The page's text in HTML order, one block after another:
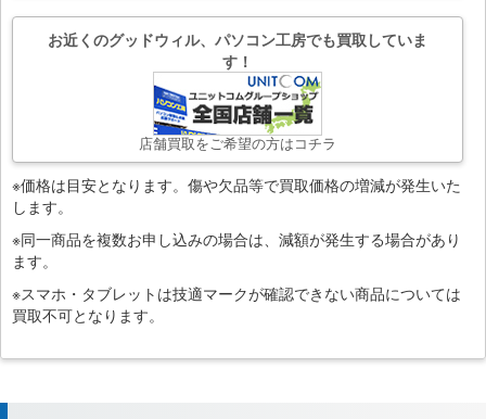
お近くのグッドウィル、パソコン工房でも買取していま
す！
店舗買取をご希望の方はコチラ
※価格は目安となります。傷や欠品等で買取価格の増減が発生いた
します。
※同一商品を複数お申し込みの場合は、減額が発生する場合があり
ます。
※スマホ・タブレットは技適マークが確認できない商品については
買取不可となります。